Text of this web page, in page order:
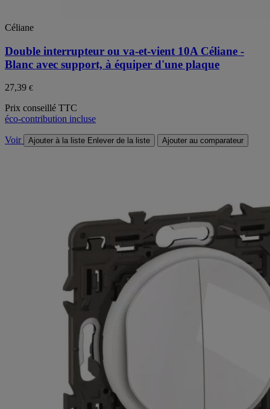
Céliane
Double interrupteur ou va-et-vient 10A Céliane -
Blanc avec support, à équiper d'une plaque
27,39 €
Prix conseillé TTC
éco-contribution incluse
Voir Ajouter à la liste Enlever de la liste Ajouter au comparateur